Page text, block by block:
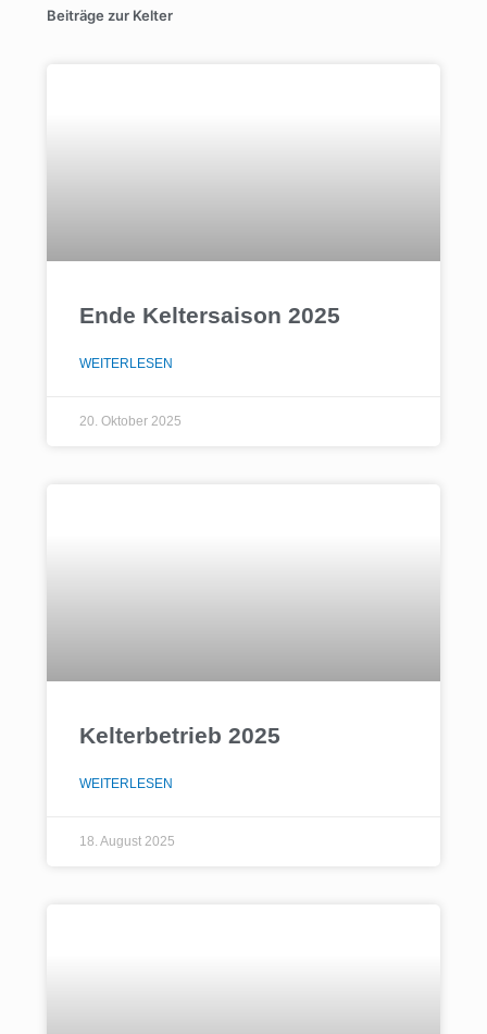
Beiträge zur Kelter
Ende Keltersaison 2025
WEITERLESEN
20. Oktober 2025
Kelterbetrieb 2025
WEITERLESEN
18. August 2025